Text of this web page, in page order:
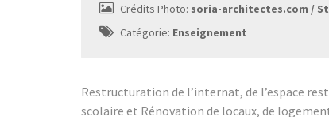
Crédits Photo: soria-architectes.com /
Catégorie: Enseignement
Restructuration de l’internat, de l’espace
scolaire et Rénovation de locaux, de